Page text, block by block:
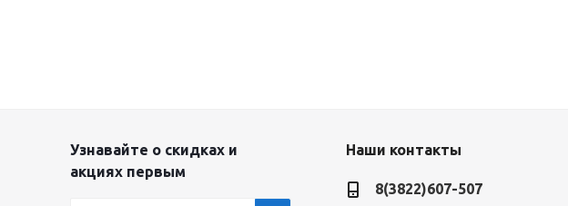
Узнавайте о скидках и
акциях первым
Наши контакты
8(3822)607-507